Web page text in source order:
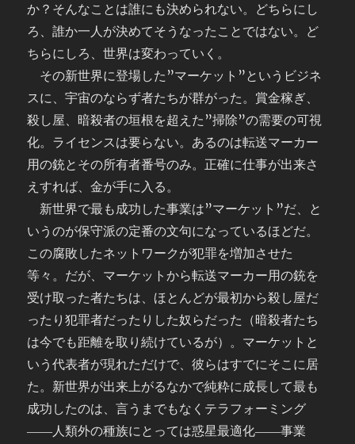
か？そんなことは誰にも決められない。どちらにし
ろ、誰か一人が決めてそうなったことではない。ど
ちらにしろ、世界は変わっていく。
その新世界に登場した”マーケット”というビジネ
スに、宇宙のならず者たちが群がった。賞金稼ぎ、
殺し屋、暗殺者の垣根を超えた”掃除”の需要の可視
化。ライセンスは要らない。あるのは転送マーカー
用の銃とその所有者番号のみ。正確に仕事が出来さ
えすれば、金が手に入る。
新世界で最も成功した事業は”マーケット”だ、と
いうのが保守派の定番の文句になっているほどだ。
この腐敗したネットワークが犯罪を増加させた
等々。だが、マーケットから転送マーカー用の銃を
受け取った者たちは、ほとんどが最初から殺し屋だ
ったり犯罪者だったりした奴らだった（暗殺者たち
は今でも距離を取り続けているが）。マーケットと
いう代表者が現れただけで、彼らはすでにそこに居
た。新世界が出来上がるなかで純粋に成長して最も
成功したのは、言うまでもなくテラフォーミング
――人類外の種族にとっては惑星最適化――事業